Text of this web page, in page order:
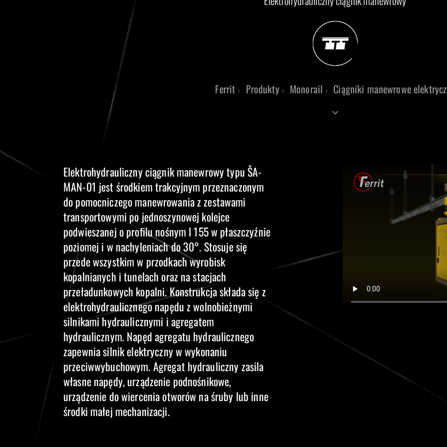
Ferrit Produkty Monorail Ciągniki manewrowe
Elektrohydrauliczny ciągnik manewrowy typu ŠA-
MAN-01 jest środkiem trakcyjnym przeznaczonym
do pomocniczego manewrowania z zestawami
transportowymi po jednoszynowej kolejce
podwieszanej o profilu nośnym I 155 w płaszczyźnie
poziomej i w nachyleniach do 30°. Stosuje się
przede wszystkim w przodkach wyrobisk
kopalnianych i tunelach oraz na stacjach
przeładunkowych kopalni. Konstrukcja składa się z
elektrohydraulicznego napędu z wolnobieżnymi
silnikami hydraulicznymi i agregatem
hydraulicznym. Napęd agregatu hydraulicznego
zapewnia silnik elektryczny w wykonaniu
przeciwwybuchowym. Agregat hydrauliczny zasila
własne napędy, urządzenie podnośnikowe,
urządzenie do wiercenia otworów na śruby lub inne
środki małej mechanizacji.